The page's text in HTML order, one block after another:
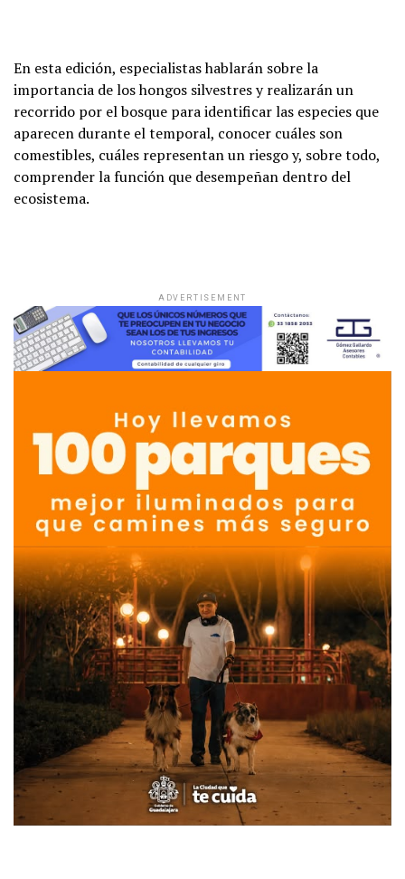
En esta edición, especialistas hablarán sobre la
importancia de los hongos silvestres y realizarán un
recorrido por el bosque para identificar las especies que
aparecen durante el temporal, conocer cuáles son
comestibles, cuáles representan un riesgo y, sobre todo,
comprender la función que desempeñan dentro del
ecosistema.
ADVERTISEMENT